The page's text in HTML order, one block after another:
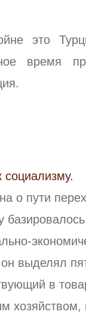
это
время
социализму.
о пути
выделял
в